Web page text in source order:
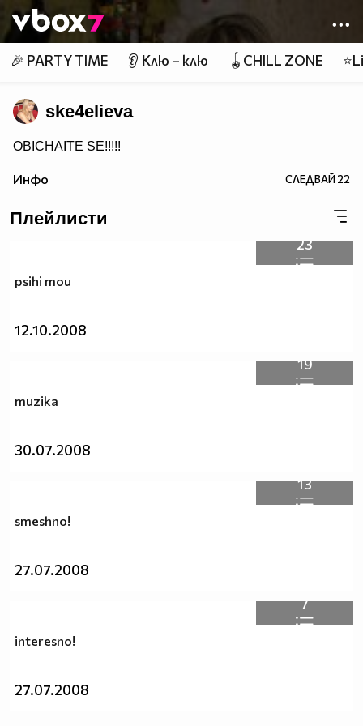
👾
🎉 PARTY TIME 👂 Клю – клю 🪀CHILL ZONE
ske4elieva
OBICHAITE SE!!!!!
Инфо СЛЕДВАЙ22
Плейлисти
23
psihi mou
12.10.2008
19
muzika
30.07.2008
13
smeshno!
27.07.2008
7
interesno!
27.07.2008